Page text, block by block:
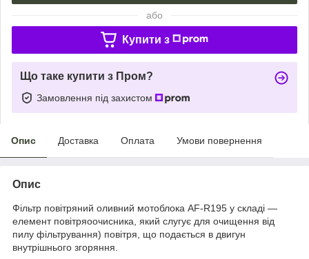
або
Купити з
Що таке купити з Пром?
Замовлення під захистом
Опис Доставка Оплата Умови повернення
Опис
Фільтр повітряний оливний мотоблока АF-R195 у складі —
елемент повітряоочисника, який слугує для очищення від
пилу фільтрування) повітря, що подається в двигун
внутрішнього згоряння.